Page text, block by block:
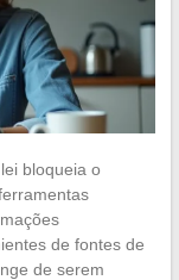
bloqueia o
de fontes de
de serem